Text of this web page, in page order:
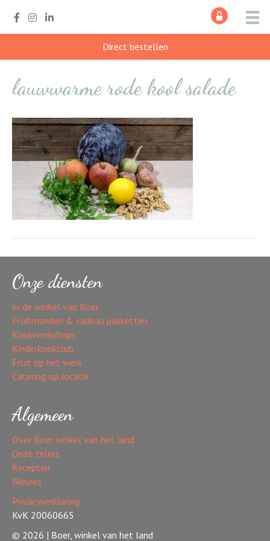
Direct bestellen
lauwwarme rode kool salade
Onze diensten
In de winkel van Boer
Fruitmanden & cadeau pakketten
Kookworkshops
Kinderkookclub
Fruit op het werk
Catering op locatie
Algemeen
Over Boer winkel van het land
Onze telers
Recepten
Nieuws
Privacyverklaring
KvK 20060665
© 2026 | Boer, winkel van het land